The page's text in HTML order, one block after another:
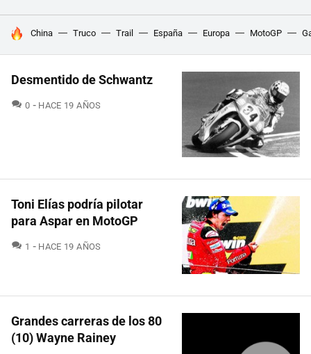
HOY SE HABLA DE
China Truco Trail España Europa MotoGP
Desmentido de Schwantz
0 COMENTARIOS
HACE 19 AÑOS
Toni Elías podría pilotar
para Aspar en MotoGP
1 COMENTARIOS
HACE 19 AÑOS
Grandes carreras de los 80
(10) Wayne Rainey